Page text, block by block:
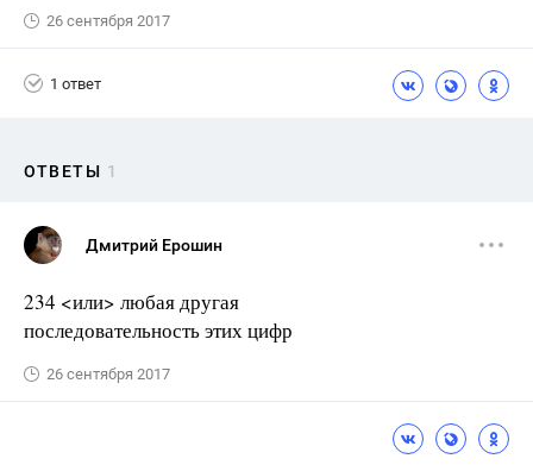
26 сентября 2017
1 ответ
ОТВЕТЫ 1
Дмитрий Ерошин
234 <или> любая другая
последовательность этих цифр
26 сентября 2017